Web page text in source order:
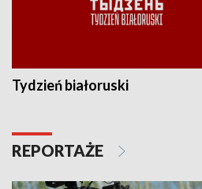
Tydzień białoruski
REPORTAŻE